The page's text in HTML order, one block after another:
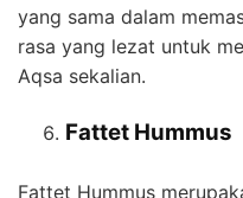
yang sama dalam
rasa yang lezat untuk
Aqsa sekalian.
Fattet Hummus
Fattet Hummus